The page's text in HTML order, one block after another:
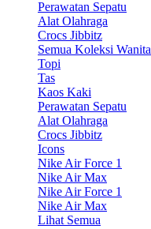
Perawatan Sepatu
Alat Olahraga
Crocs Jibbitz
Semua Koleksi Wanita
Topi
Tas
Kaos Kaki
Perawatan Sepatu
Alat Olahraga
Crocs Jibbitz
Icons
Nike Air Force 1
Nike Air Max
Nike Air Force 1
Nike Air Max
Lihat Semua